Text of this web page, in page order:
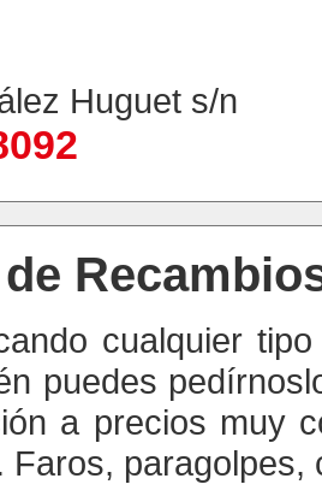
Huguet s/n
cualquier
puedes
a precios muy
Faros,